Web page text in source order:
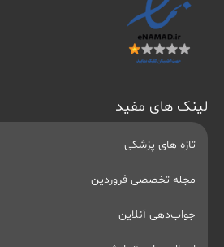
لینک های مفید
تازه های پزشکی
مجله تخصصی فروردین
جواب‌دهی آنلاین